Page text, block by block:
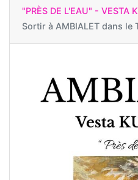
"PRÈS DE L'EAU" - VESTA
Sortir à AMBIALET dans le